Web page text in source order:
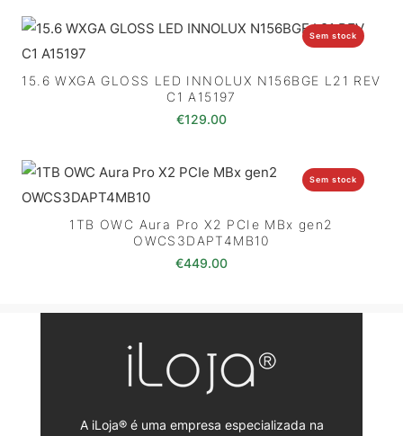
Sem stock
15.6 WXGA GLOSS LED INNOLUX N156BGE L21 REV
C1 A15197
€129.00
Sem stock
1TB OWC Aura Pro X2 PCIe MBx gen2
OWCS3DAPT4MB10
€449.00
A iLoja® é uma empresa especializada na